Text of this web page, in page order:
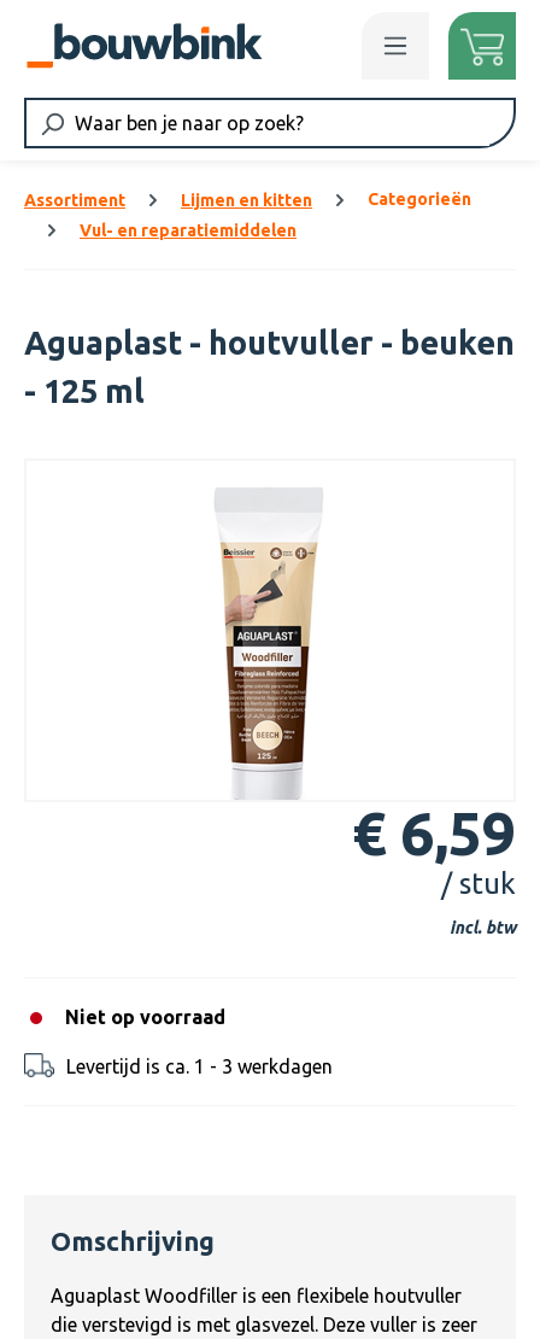
Ga naar de hoofdinhoud
Assortiment Lijmen en kitten
Categorieën
Vul- en reparatiemiddelen
Aguaplast - houtvuller - beuken
- 125 ml
€ 6,59
/ stuk
incl. btw
Niet op voorraad
Levertijd is ca. 1 - 3 werkdagen
Omschrijving
Aguaplast Woodfiller is een flexibele houtvuller
die verstevigd is met glasvezel. Deze vuller is zeer